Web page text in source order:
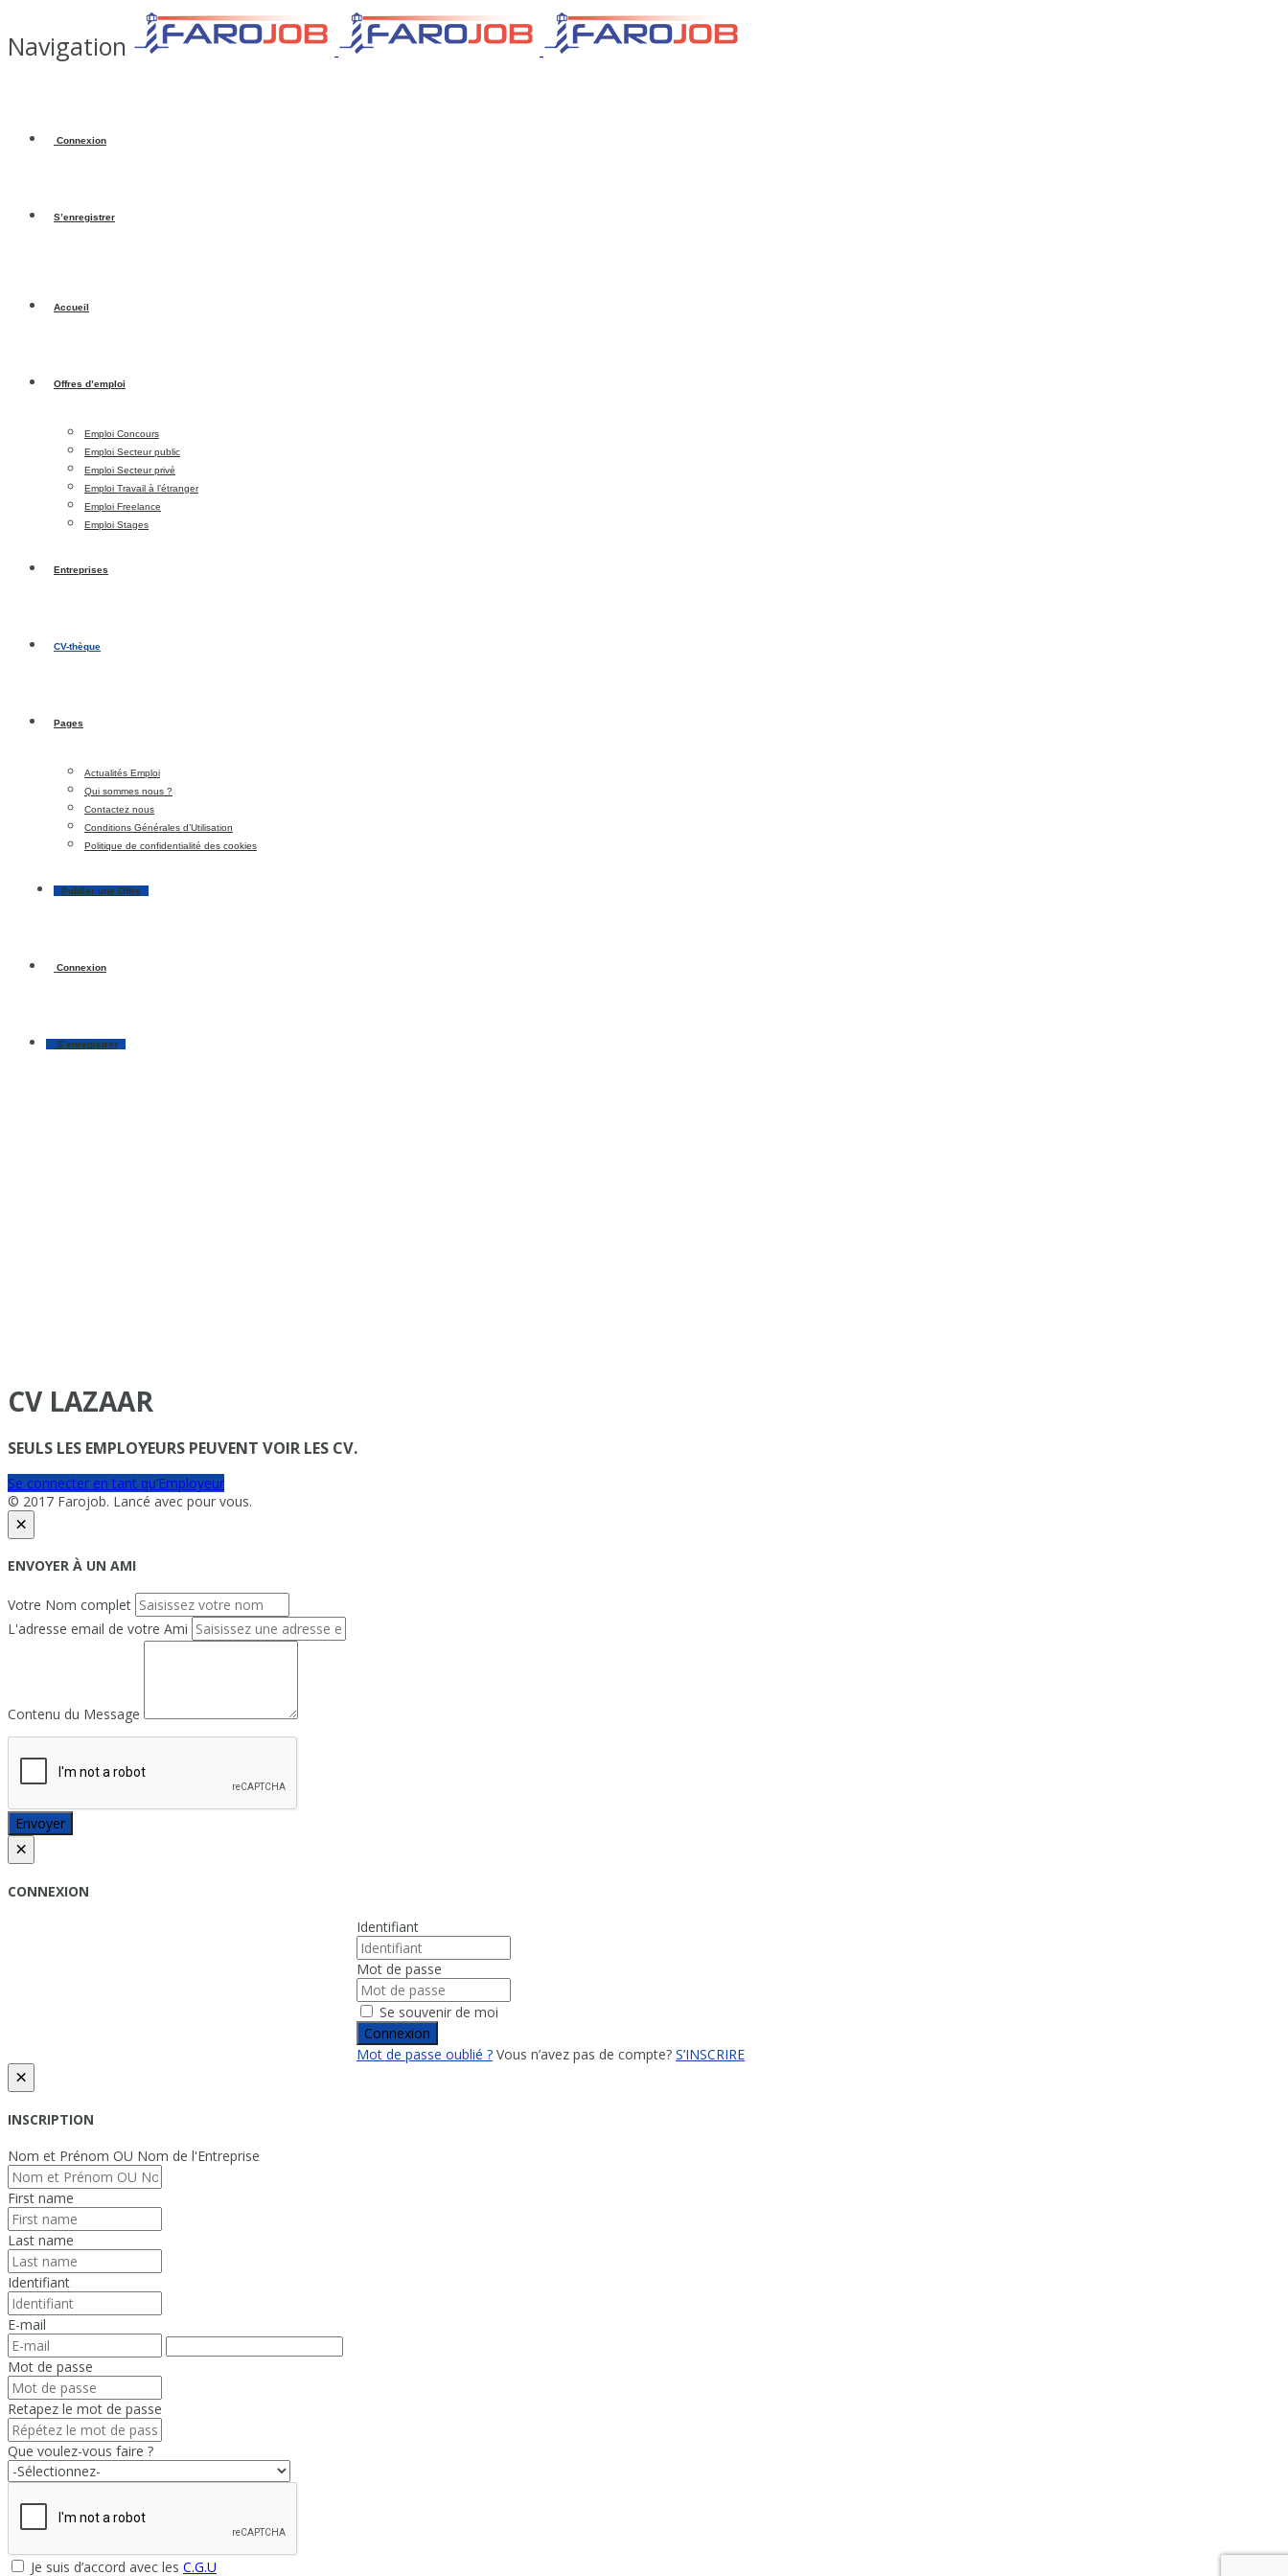
Navigation
Connexion
S’enregistrer
Accueil
Offres d’emploi
Emploi Concours
Emploi Secteur public
Emploi Secteur privé
Emploi Travail à l’étranger
Emploi Freelance
Emploi Stages
Entreprises
CV-thèque
Pages
Actualités Emploi
Qui sommes nous ?
Contactez nous
Conditions Générales d’Utilisation
Politique de confidentialité des cookies
Publier une Offre
Connexion
S’enregistrer
CV LAZAAR
SEULS LES EMPLOYEURS PEUVENT VOIR LES CV.
Se connecter en tant qu’Employeur
© 2017 Farojob. Lancé avec pour vous.
×
ENVOYER À UN AMI
Votre Nom complet
L'adresse email de votre Ami
Contenu du Message
Envoyer
×
CONNEXION
Identifiant
Mot de passe
Se souvenir de moi
Connexion
Mot de passe oublié ? Vous n’avez pas de compte? S’INSCRIRE
×
INSCRIPTION
Nom et Prénom OU Nom de l'Entreprise
First name
Last name
Identifiant
E-mail
Mot de passe
Retapez le mot de passe
Que voulez-vous faire ?
Je suis d’accord avec les C.G.U